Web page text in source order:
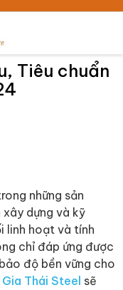
Tiêu chuẩn
những sản
dựng và kỹ
linh hoạt và tính
chỉ đáp ứng được
độ bền vững cho
Gia Thái Steel sẽ